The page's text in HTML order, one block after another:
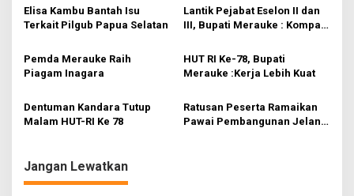
p
o
s
Elisa Kambu Bantah Isu
Terkait Pilgub Papua Selatan
Lantik Pejabat Eselon II dan
III, Bupati Merauke : Kompak
Pemda Merauke Raih
Piagam Inagara
HUT RI Ke-78, Bupati
Merauke :Kerja Lebih Kuat
Dentuman Kandara Tutup
Malam HUT-RI Ke 78
Ratusan Peserta Ramaikan
Pawai Pembangunan Jelang
Jangan Lewatkan